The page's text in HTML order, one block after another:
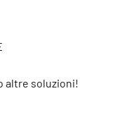
altre soluzioni!